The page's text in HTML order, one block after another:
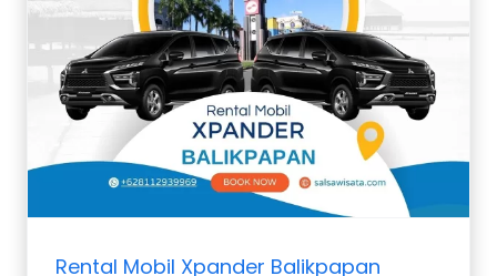
Rental Mobil Xpander Balikpapan